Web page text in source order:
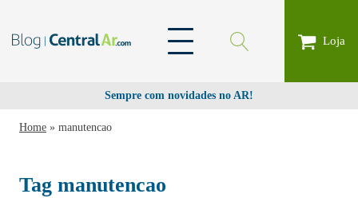
Loja
Sempre com novidades no AR!
Home » manutencao
Tag manutencao